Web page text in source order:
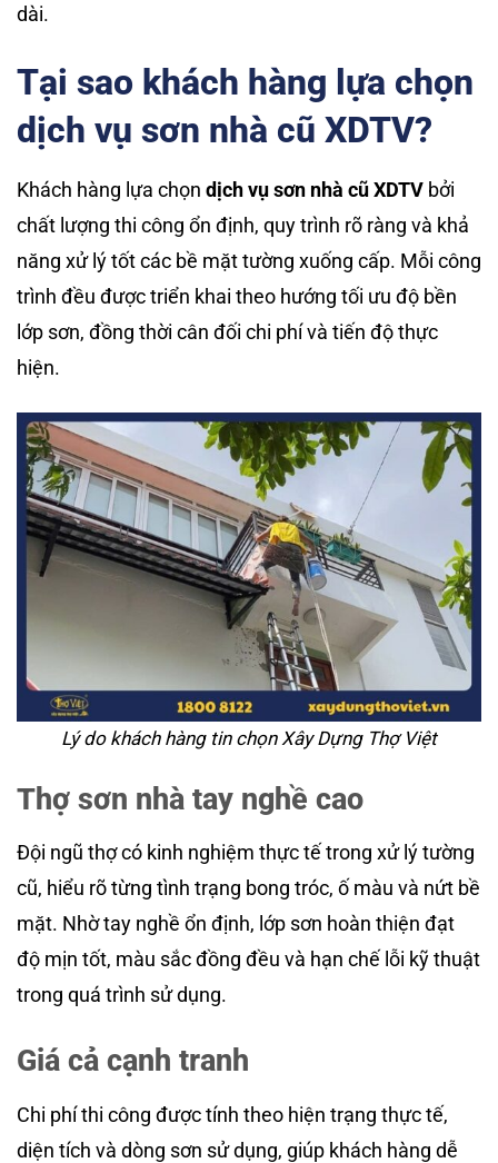
dài.
Tại sao khách hàng lựa chọn
dịch vụ sơn nhà cũ XDTV?
Khách hàng lựa chọn dịch vụ sơn nhà cũ XDTV bởi
chất lượng thi công ổn định, quy trình rõ ràng và khả
năng xử lý tốt các bề mặt tường xuống cấp. Mỗi công
trình đều được triển khai theo hướng tối ưu độ bền
lớp sơn, đồng thời cân đối chi phí và tiến độ thực
hiện.
Lý do khách hàng tin chọn Xây Dựng Thợ Việt
Thợ sơn nhà tay nghề cao
Đội ngũ thợ có kinh nghiệm thực tế trong xử lý tường
cũ, hiểu rõ từng tình trạng bong tróc, ố màu và nứt bề
mặt. Nhờ tay nghề ổn định, lớp sơn hoàn thiện đạt
độ mịn tốt, màu sắc đồng đều và hạn chế lỗi kỹ thuật
trong quá trình sử dụng.
Giá cả cạnh tranh
Chi phí thi công được tính theo hiện trạng thực tế,
diện tích và dòng sơn sử dụng, giúp khách hàng dễ